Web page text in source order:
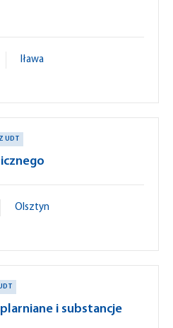
Iława
UDT
Olsztyn
i substancje